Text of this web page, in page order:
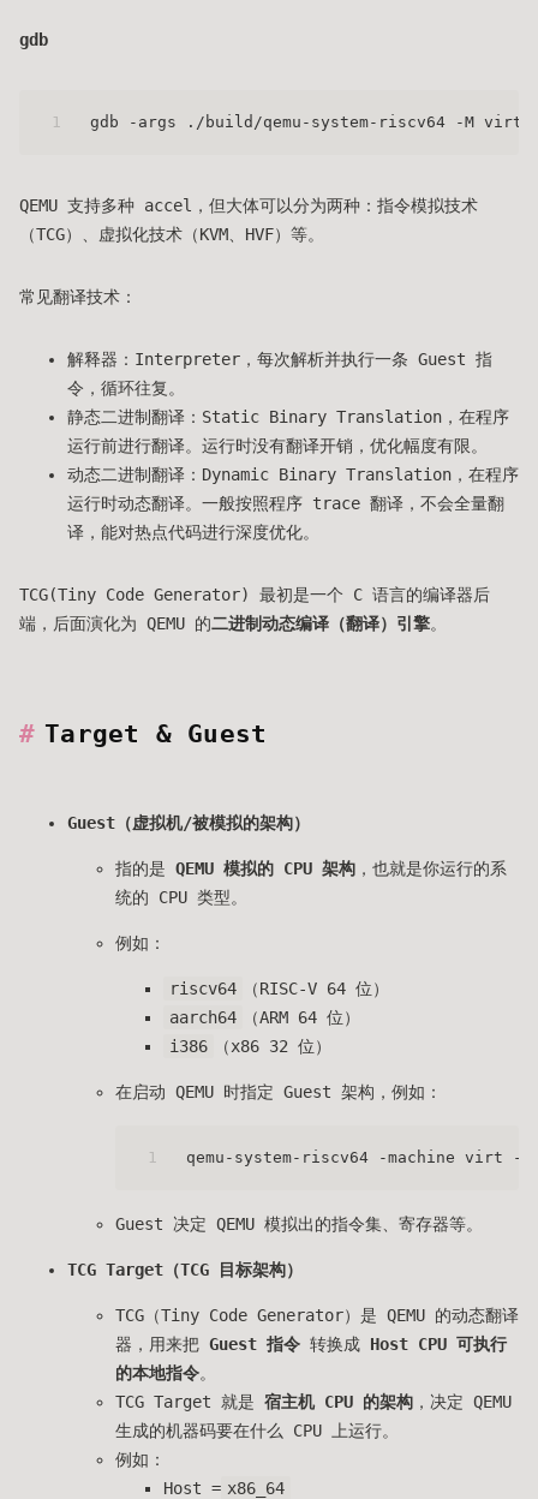
gdb
1 gdb -args ./build/qemu-system-riscv64 -M virt
QEMU 支持多种 accel，但大体可以分为两种：指令模拟技术
（TCG）、虚拟化技术（KVM、HVF）等。
常见翻译技术：
解释器：Interpreter，每次解析并执行一条 Guest 指
令，循环往复。
静态二进制翻译：Static Binary Translation，在程序
运行前进行翻译。运行时没有翻译开销，优化幅度有限。
动态二进制翻译：Dynamic Binary Translation，在程序
运行时动态翻译。一般按照程序 trace 翻译，不会全量翻
译，能对热点代码进行深度优化。
TCG(Tiny Code Generator) 最初是一个 C 语言的编译器后
端，后面演化为 QEMU 的二进制动态编译（翻译）引擎。
Target & Guest
Guest（虚拟机/被模拟的架构）
指的是 QEMU 模拟的 CPU 架构 ，也就是你运行的系
统的 CPU 类型。
例如：
riscv64
（RISC-V 64 位）
aarch64
（ARM 64 位）
i386
（x86 32 位）
在启动 QEMU 时指定 Guest 架构，例如：
1 qemu-system-riscv64 -machine virt
Guest 决定 QEMU 模拟出的指令集、寄存器等。
TCG Target（TCG 目标架构）
TCG（Tiny Code Generator）是 QEMU 的动态翻译
器，用来把 Guest 指令 转换成 Host CPU 可执行
的本地指令。
TCG Target 就是 宿主机 CPU 的架构 ，决定 QEMU
生成的机器码要在什么 CPU 上运行。
例如：
Host = x86_64